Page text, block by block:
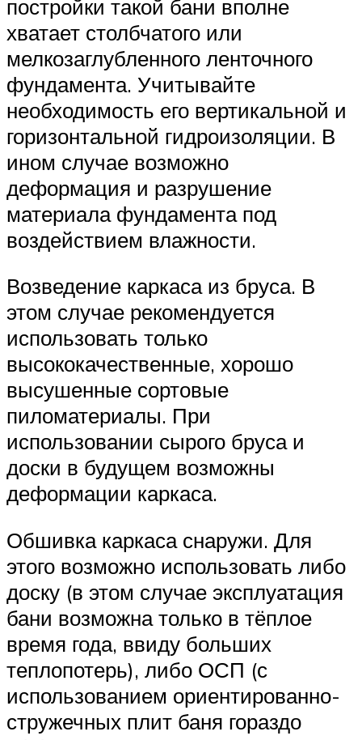
постройки такой бани вполне
хватает столбчатого или
мелкозаглубленного ленточного
фундамента. Учитывайте
необходимость его вертикальной и
горизонтальной гидроизоляции. В
ином случае возможно
деформация и разрушение
материала фундамента под
воздействием влажности.
Возведение каркаса из бруса. В
этом случае рекомендуется
использовать только
высококачественные, хорошо
высушенные сортовые
пиломатериалы. При
использовании сырого бруса и
доски в будущем возможны
деформации каркаса.
Обшивка каркаса снаружи. Для
этого возможно использовать либо
доску (в этом случае эксплуатация
бани возможна только в тёплое
время года, ввиду больших
теплопотерь), либо ОСП (с
использованием ориентированно-
стружечных плит баня гораздо